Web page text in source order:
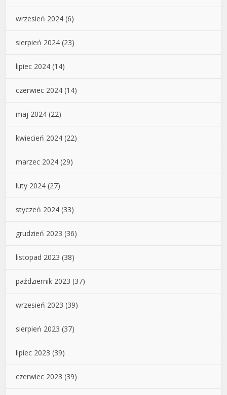
wrzesień 2024 (6)
sierpień 2024 (23)
lipiec 2024 (14)
czerwiec 2024 (14)
maj 2024 (22)
kwiecień 2024 (22)
marzec 2024 (29)
luty 2024 (27)
styczeń 2024 (33)
grudzień 2023 (36)
listopad 2023 (38)
październik 2023 (37)
wrzesień 2023 (39)
sierpień 2023 (37)
lipiec 2023 (39)
czerwiec 2023 (39)